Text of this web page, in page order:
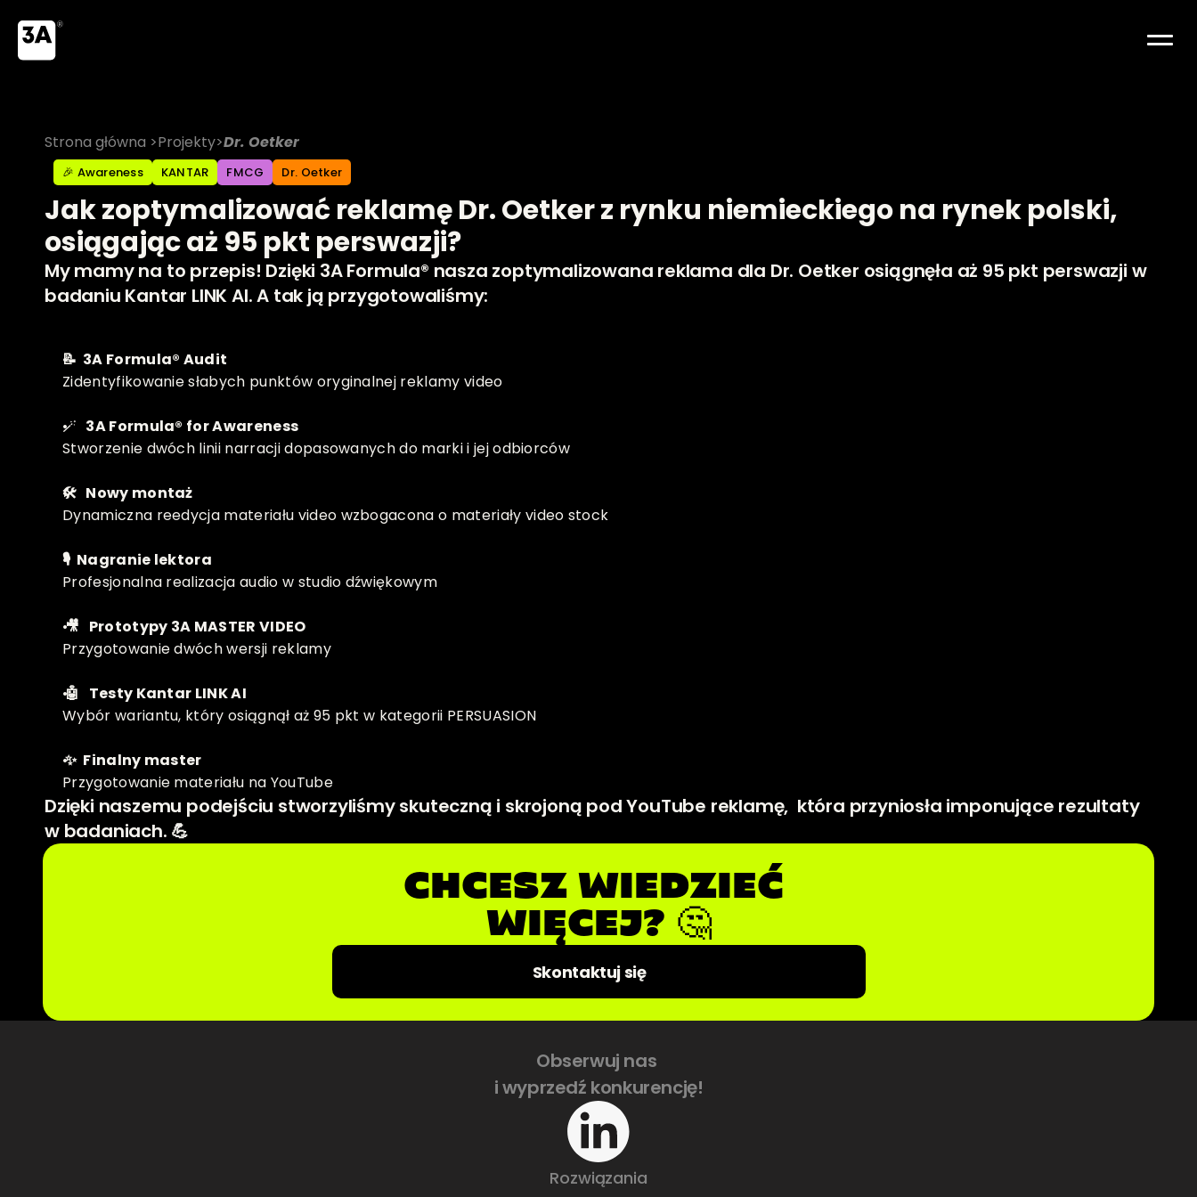
Strona główna >Projekty>Dr. Oetker
🎉 Awareness KANTAR FMCG Dr. Oetker
Jak zoptymalizować reklamę Dr. Oetker z rynku niemieckiego na rynek polski,
osiągając aż 95 pkt perswazji?
My mamy na to przepis! Dzięki 3A Formula® nasza zoptymalizowana reklama dla Dr. Oetker osiągnęła aż 95 pkt perswazji w
badaniu Kantar LINK AI. A tak ją przygotowaliśmy:
📝  3A Formula® Audit
Zidentyfikowanie słabych punktów oryginalnej reklamy video
🪄
   3A Formula® for Awareness
Stworzenie dwóch linii narracji dopasowanych do marki i jej odbiorców
🛠   Nowy montaż
Dynamiczna reedycja materiału video wzbogacona o materiały video stock
🎙  Nagranie lektora
Profesjonalna realizacja audio w studio dźwiękowym
🎥   Prototypy 3A MASTER VIDEO
Przygotowanie dwóch wersji reklamy
🤖   Testy Kantar LINK AI
Wybór wariantu, który osiągnął aż 95 pkt w kategorii PERSUASION
✨  Finalny master
Przygotowanie materiału na YouTube
Dzięki naszemu podejściu stworzyliśmy skuteczną i skrojoną pod YouTube reklamę,  która przyniosła imponujące rezultaty
w badaniach. 💪
CHCESZ WIEDZIEĆ
WIĘCEJ? 🤔
Skontaktuj się💻
Obserwuj nas
i wyprzedź konkurencję!
Rozwiązania